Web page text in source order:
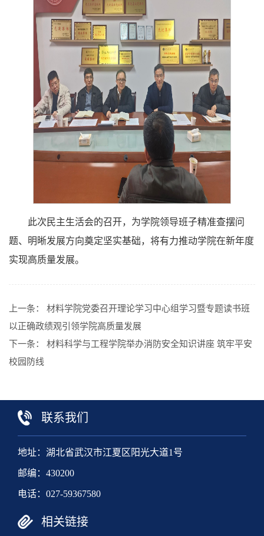
此次民主生活会的召开，为学院领导班子精准查摆问
题、明晰发展方向奠定坚实基础，将有力推动学院在新年度
实现高质量发展。
上一条： 材料学院党委召开理论学习中心组学习暨专题读书班
以正确政绩观引领学院高质量发展
下一条： 材料科学与工程学院举办消防安全知识讲座 筑牢平安
校园防线
联系我们
地址：湖北省武汉市江夏区阳光大道1号
邮编：430200
电话：027-59367580
相关链接